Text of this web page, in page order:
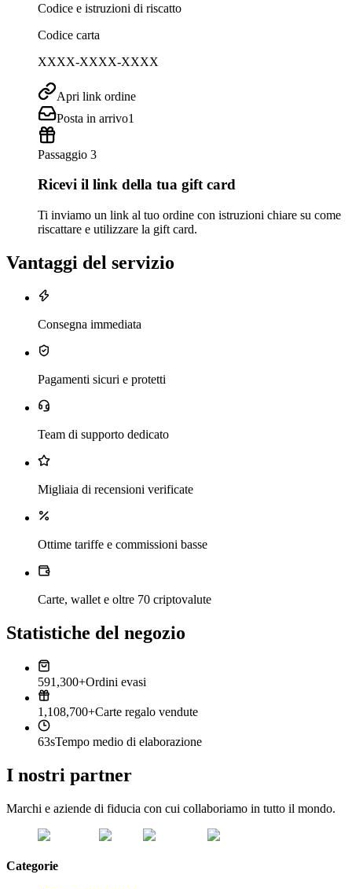
Codice e istruzioni di riscatto
Codice carta
XXXX-XXXX-XXXX
Apri link ordine
Posta in arrivo1
Passaggio 3
Ricevi il link della tua gift card
Ti inviamo un link al tuo ordine con istruzioni chiare su come
riscattare e utilizzare la gift card.
Vantaggi del servizio
Consegna immediata
Pagamenti sicuri e protetti
Team di supporto dedicato
Migliaia di recensioni verificate
Ottime tariffe e commissioni basse
Carte, wallet e oltre 70 criptovalute
Statistiche del negozio
591,300+Ordini evasi
1,108,700+Carte regalo vendute
63sTempo medio di elaborazione
I nostri partner
Marchi e aziende di fiducia con cui collaboriamo in tutto il mondo.
Categorie